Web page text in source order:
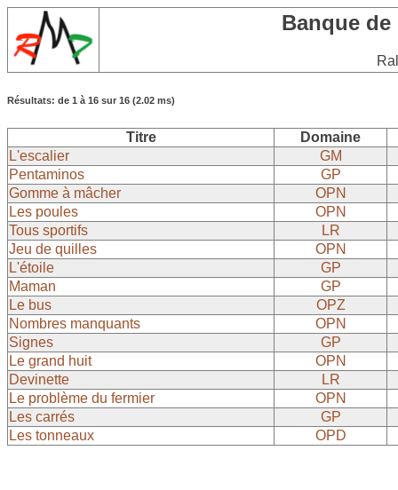
Banque
Résultats: de 1 à 16 sur 16 (2.02 ms)
Titre
Domaine
L'escalier
GM
Pentaminos
GP
Gomme à mâcher
OPN
Les poules
OPN
Tous sportifs
LR
Jeu de quilles
OPN
L'étoile
GP
Maman
GP
Le bus
OPZ
Nombres manquants
OPN
Signes
GP
Le grand huit
OPN
Devinette
LR
Le problème du fermier
OPN
Les carrés
GP
Les tonneaux
OPD